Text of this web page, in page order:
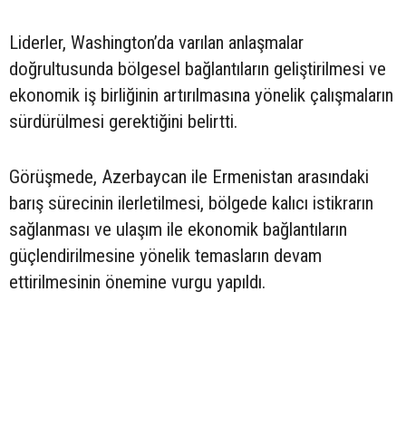
Liderler, Washington’da varılan anlaşmalar
doğrultusunda bölgesel bağlantıların geliştirilmesi ve
ekonomik iş birliğinin artırılmasına yönelik çalışmaların
sürdürülmesi gerektiğini belirtti.
Görüşmede, Azerbaycan ile Ermenistan arasındaki
barış sürecinin ilerletilmesi, bölgede kalıcı istikrarın
sağlanması ve ulaşım ile ekonomik bağlantıların
güçlendirilmesine yönelik temasların devam
ettirilmesinin önemine vurgu yapıldı.